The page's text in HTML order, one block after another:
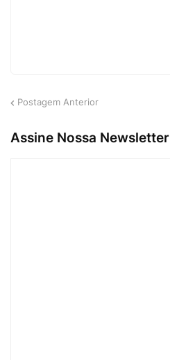
Postagem Anterior
Assine Nossa Newsletter